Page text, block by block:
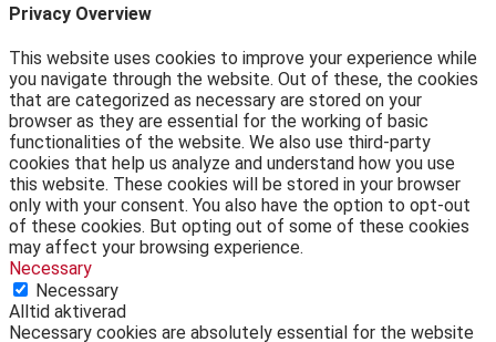
Privacy Overview
This website uses cookies to improve your experience while
you navigate through the website. Out of these, the cookies
that are categorized as necessary are stored on your
browser as they are essential for the working of basic
functionalities of the website. We also use third-party
cookies that help us analyze and understand how you use
this website. These cookies will be stored in your browser
only with your consent. You also have the option to opt-out
of these cookies. But opting out of some of these cookies
may affect your browsing experience.
Necessary
Necessary
Alltid aktiverad
Necessary cookies are absolutely essential for the website